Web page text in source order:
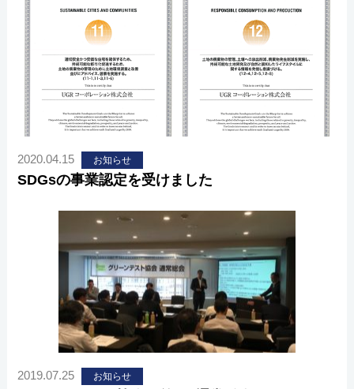
2020.04.15 お知らせ
SDGsの事業認定を受けました
2019.07.25 お知らせ